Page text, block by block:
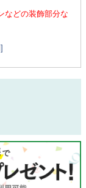
などの装飾部分な